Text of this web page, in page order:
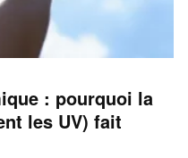
: pourquoi la
les UV) fait